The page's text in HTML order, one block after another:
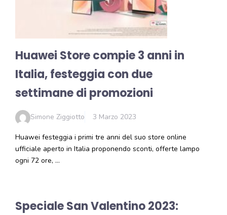
Huawei Store compie 3 anni in
Italia, festeggia con due
settimane di promozioni
Simone Ziggiotto 3 Marzo 2023
Huawei festeggia i primi tre anni del suo store online
ufficiale aperto in Italia proponendo sconti, offerte lampo
ogni 72 ore, …
Speciale San Valentino 2023: